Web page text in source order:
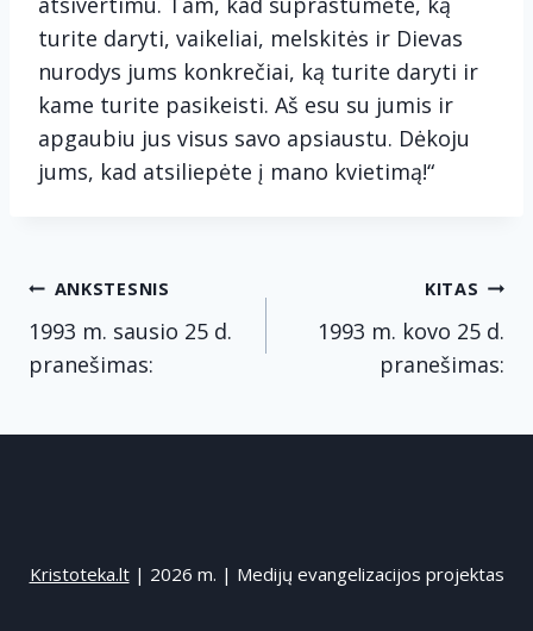
turite daryti, vaikeliai, melskitės ir Dievas
nurodys jums konkrečiai, ką turite daryti ir
kame turite pasikeisti. Aš esu su jumis ir
apgaubiu jus visus savo apsiaustu. Dėkoju
jums, kad atsiliepėte į mano kvietimą!“
Navigacija
tarp
įrašų
ANKSTESNIS
1993 m. sausio 25 d.
pranešimas:
KITAS
1993 m. kovo 25 d.
pranešimas:
Kristoteka.lt| 2026 m. | Medijų evangelizacijos projektas